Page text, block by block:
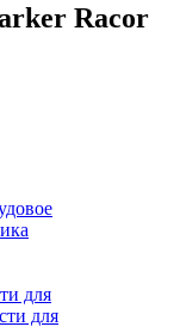
Racor
для
для